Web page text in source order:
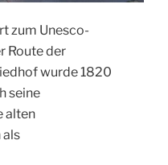
zum Unesco-
Route der
wurde 1820
seine
alten
als